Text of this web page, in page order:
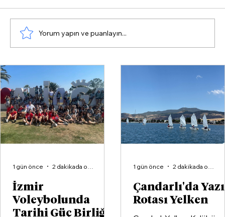
İzmir
Voleybolunda
Tarihi Güç Birliği:
1 gün önce
Çandarlı'da
Rotası Yelken
1 gün önce
Organizasyonun Bedeli."
Yorum yapın ve puanlayın...